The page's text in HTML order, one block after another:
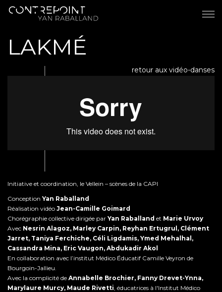
LAKMÉ
retour aux vidéo-danses
Initiative et coordination, le Vellein – scènes de la CAPI
Conception Yan Raballand
Réalisation vidéo Jean-Camille Goimard
Chorégraphie collective dirigée par Yan Raballand et Marie Urvoy
Avec Nesrin Alagoz, Marley Carpin, Reyhan Ertugrul, Clément
Jarret, Taniya Ferchiche, Céli Ligdamis, Ymed Mehalhal,
Cassandra Mina, Eric Vaugon, Abdukadir Akol
En collaboration avec l’institut Médico Éducatif Camille Veyron de
Bourgoin-Jallieu.
Avec la complicité de Annabelle Brochier, Fanny Drevet-Ynna,
Marylaure Murcy, Maude Rivetti, éducatrices à l'Institut Médico